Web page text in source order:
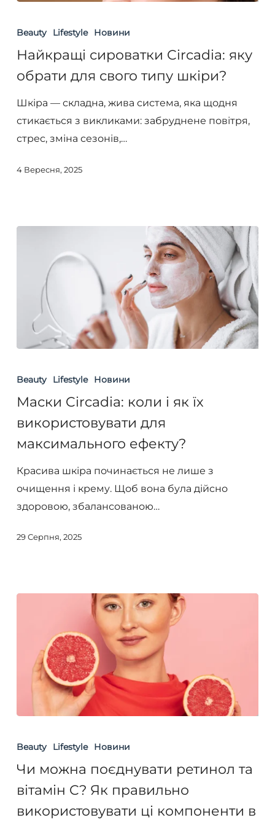
сироватки
яку
обрати
для
свого
типу
Beauty Lifestyle Новини
Найкращі сироватки Circadia: яку
обрати для свого типу шкіри?
Шкіра — складна, жива система, яка щодня
стикається з викликами: забруднене повітря,
стрес, зміна сезонів,…
4 Вересня, 2025
Circadia:
і
як
їх
Beauty Lifestyle Новини
Маски Circadia: коли і як їх
використовувати для
максимального ефекту?
Красива шкіра починається не лише з
очищення і крему. Щоб вона була дійсно
здоровою, збалансованою…
29 Серпня, 2025
можна
та
вітамін
Beauty Lifestyle Новини
Чи можна поєднувати ретинол та
вітамін C? Як правильно
використовувати ці компоненти в